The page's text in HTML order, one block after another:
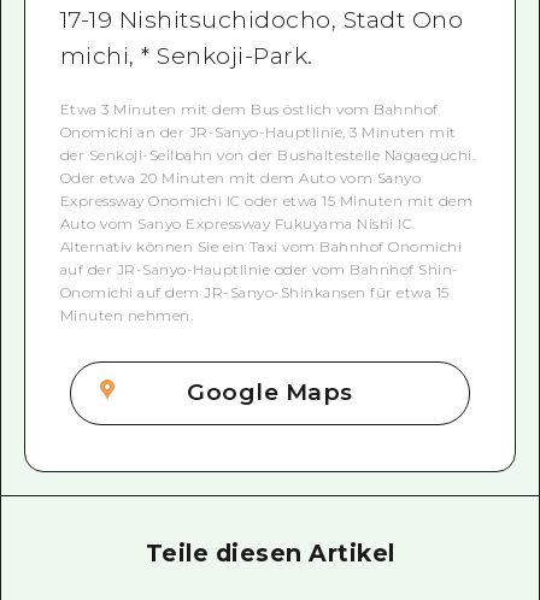
17-19 Nishitsuchidocho, Stadt Ono
michi, * Senkoji-Park.
Etwa 3 Minuten mit dem Bus östlich vom Bahnhof
Onomichi an der JR-Sanyo-Hauptlinie, 3 Minuten mit
der Senkoji-Seilbahn von der Bushaltestelle Nagaeguchi.
Oder etwa 20 Minuten mit dem Auto vom Sanyo
Expressway Onomichi IC oder etwa 15 Minuten mit dem
Auto vom Sanyo Expressway Fukuyama Nishi IC.
Alternativ können Sie ein Taxi vom Bahnhof Onomichi
auf der JR-Sanyo-Hauptlinie oder vom Bahnhof Shin-
Onomichi auf dem JR-Sanyo-Shinkansen für etwa 15
Minuten nehmen.
Google Maps
Teile diesen Artikel